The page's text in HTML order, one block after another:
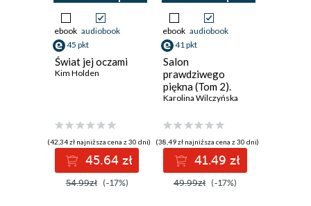
ebook audiobook
45 pkt
Świat jej oczami
Kim Holden
(42,34 zł najniższa cena z 30 dni)
45.64 zł
54.99zł (-17%)
ebook audiobook
41 pkt
Salon
prawdziwego
piękna (Tom 2).
Peeling złudzeń
Karolina Wilczyńska
(38,49 zł najniższa cena z 30 dni)
41.49 zł
49.99zł (-17%)